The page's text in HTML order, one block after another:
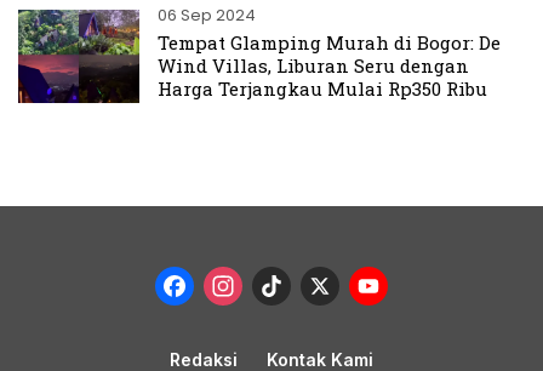
06 Sep 2024
Tempat Glamping Murah di Bogor: De
Wind Villas, Liburan Seru dengan
Harga Terjangkau Mulai Rp350 Ribu
Facebook
Instagram
TikTok
X
Redaksi Kontak Kami